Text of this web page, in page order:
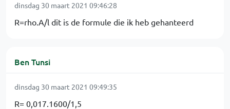
dinsdag 30 maart 2021 09:46:28
R=rho.A/l dit is de formule die ik heb gehanteerd
Ben Tunsi
dinsdag 30 maart 2021 09:49:35
R= 0,017.1600/1,5